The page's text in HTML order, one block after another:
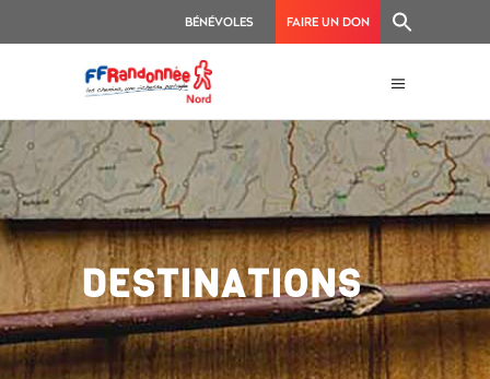
BÉNÉVOLES FAIRE UN DON
DESTINATIONS